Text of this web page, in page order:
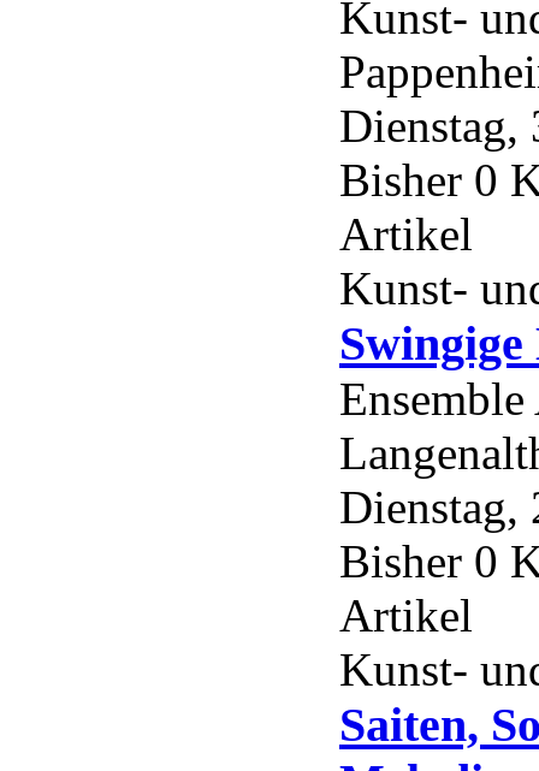
Kunst-
Dienstag,
Bisher 0
Artikel
Kunst-
Dienstag,
Bisher 0
Artikel
Kunst-
Saiten,